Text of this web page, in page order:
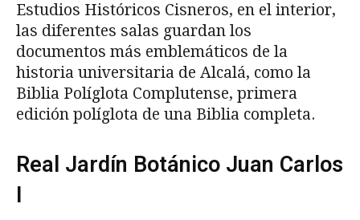
Estudios Históricos Cisneros, en el interior,
las diferentes salas guardan los
documentos más emblemáticos de la
historia universitaria de Alcalá, como la
Biblia Políglota Complutense, primera
edición políglota de una Biblia completa.
Real Jardín Botánico Juan Carlos